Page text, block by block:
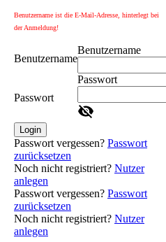
Benutzername ist die E-Mail-Adresse, hinterlegt bei
der Anmeldung!
Benutzername
Benutzername
Passwort
Passwort
Login
Passwort vergessen? Passwort
zurücksetzen
Noch nicht registriert? Nutzer
anlegen
Passwort vergessen? Passwort
zurücksetzen
Noch nicht registriert? Nutzer
anlegen